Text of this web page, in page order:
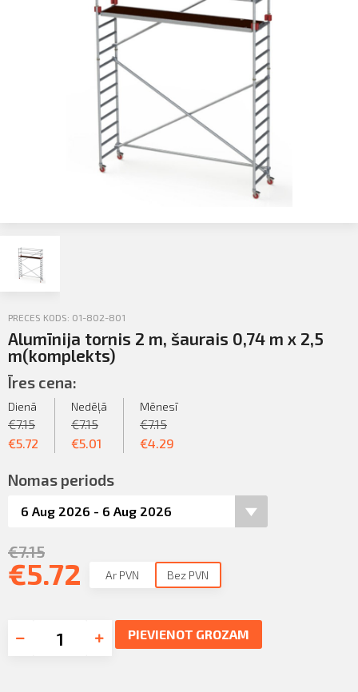
PRECES KODS: 01-802-801
Alumīnija tornis 2 m, šaurais 0,74 m x 2,5
m(komplekts)
Īres cena:
Dienā
€7.15
€5.72
Nedēļā
€7.15
€5.01
Mēnesī
€7.15
€4.29
Nomas periods
€7.15
€5.72 Ar PVN Bez PVN
PIEVIENOT GROZAM